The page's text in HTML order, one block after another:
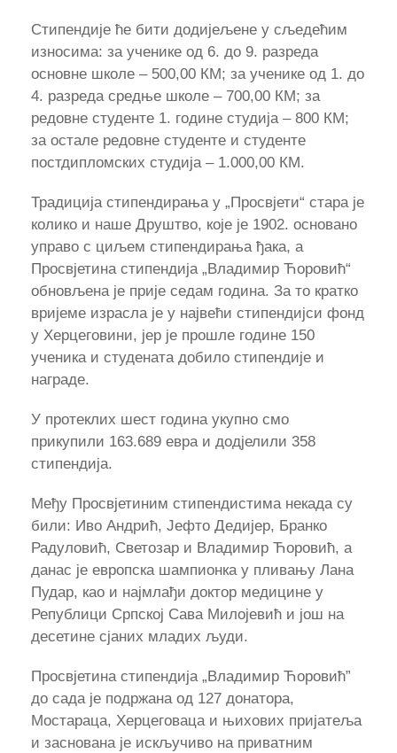
Стипендије ће бити додијељене у сљедећим
износима: за ученике од 6. до 9. разреда
основне школе – 500,00 КМ; за ученике од 1. до
4. разреда средње школе – 700,00 КМ; за
редовне студенте 1. године студија – 800 КМ;
за остале редовне студенте и студенте
постдипломских студија – 1.000,00 КМ.
Традиција стипендирања у „Просвјети“ стара је
колико и наше Друштво, које је 1902. основано
управо с циљем стипендирања ђака, а
Просвјетина стипендија „Владимир Ћоровић“
обновљена је прије седам година. За то кратко
вријеме израсла је у највећи стипендијси фонд
у Херцеговини, јер је прошле године 150
ученика и студената добило стипендије и
награде.
У протеклих шест година укупно смо
прикупили 163.689 евра и додјелили 358
стипендија.
Међу Просвјетиним стипендистима некада су
били: Иво Андрић, Јефто Дедијер, Бранко
Радуловић, Светозар и Владимир Ћоровић, а
данас је европска шампионка у пливању Лана
Пудар, као и најмлађи доктор медицине у
Републици Српској Сава Милојевић и још на
десетине сјаних младих људи.
Просвјетина стипендија „Владимир Ћоровић”
до сада је подржана од 127 донатора,
Мостараца, Херцеговаца и њихових пријатеља
и заснована је искључиво на приватним